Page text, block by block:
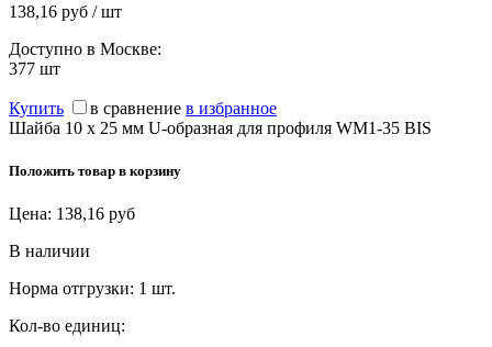
138,16 руб / шт
Доступно в Москве:
377 шт
Купить в сравнение в избранное
Шайба 10 х 25 мм U-образная для профиля WM1-35 BIS
Положить товар в корзину
Цена: 138,16 руб
В наличии
Норма отгрузки: 1 шт.
Кол-во единиц: